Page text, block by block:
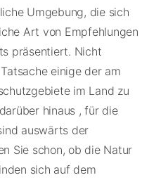
Umgebung, die sich
Art von Empfehlungen
präsentiert. Nicht
einige der am
im Land zu
hinaus , für die
auswärts der
Sie schon, ob die Natur
sich auf dem